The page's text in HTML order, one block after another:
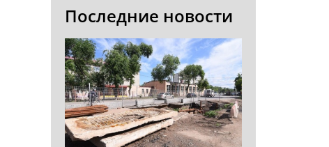
Последние новости